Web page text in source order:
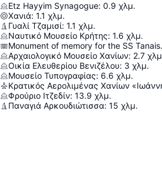
Etz Hayyim Synagogue: 0.9 χλμ.
Χανιά: 1.1 χλμ.
Γυαλί Τζαμισί: 1.1 χλμ.
Ναυτικό Μουσείο Κρήτης: 1.6 χλμ.
Monument of memory for the SS Tanais.
Αρχαιολογικό Μουσείο Χανίων: 2.7
Οικία Ελευθερίου Βενιζέλου: 3 χλμ.
Μουσείο Τυπογραφίας: 6.6 χλμ.
Φρούριο Ιτζεδίν: 13.9 χλμ.
Παναγιά Αρκουδιώτισσα: 15 χλμ.